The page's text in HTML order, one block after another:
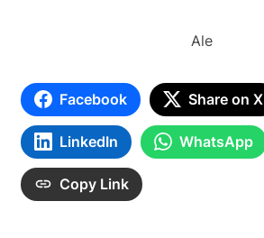
Ale
Facebook Share on X
LinkedIn WhatsApp
Copy Link